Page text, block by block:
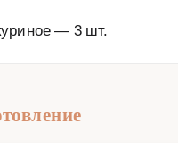
витамины и
как для
украшения, создавая
— 3 шт.